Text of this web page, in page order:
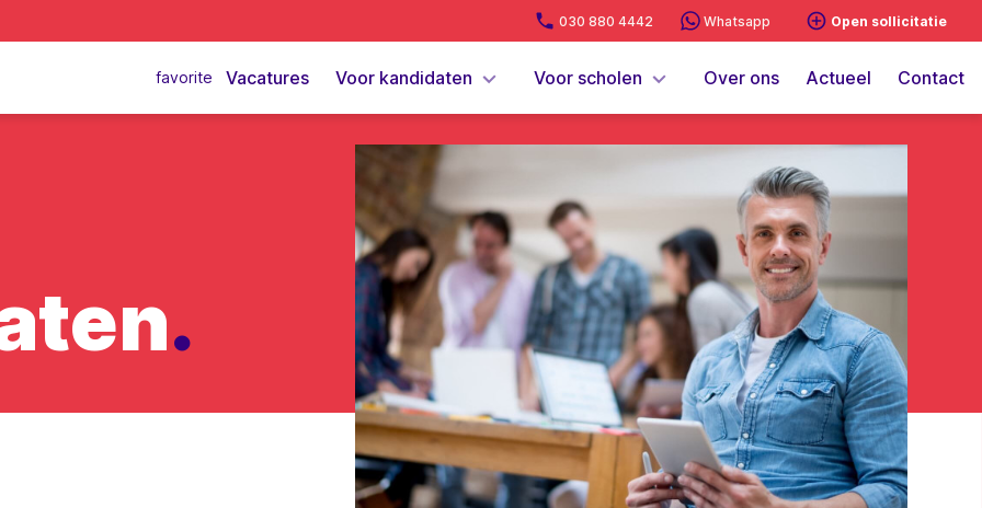
030 880 4442 Whatsapp Open sollicitatie
favorite Vacatures Voor kandidaten Voor scholen Over ons Actueel Contact
.